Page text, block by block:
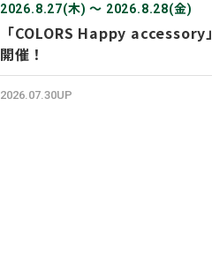
2026.8.27(木) 〜 2026.8.28(金)
「COLORS Happy accessory」
開催！
2026.07.30UP